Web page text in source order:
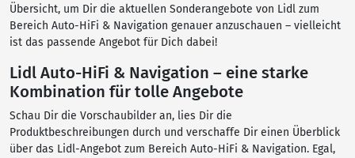
Übersicht, um Dir die aktuellen Sonderangebote von Lidl zum
Bereich Auto-HiFi & Navigation genauer anzuschauen – vielleicht
ist das passende Angebot für Dich dabei!
Lidl Auto-HiFi & Navigation – eine starke
Kombination für tolle Angebote
Schau Dir die Vorschaubilder an, lies Dir die
Produktbeschreibungen durch und verschaffe Dir einen Überblick
über das Lidl-Angebot zum Bereich Auto-HiFi & Navigation. Egal,